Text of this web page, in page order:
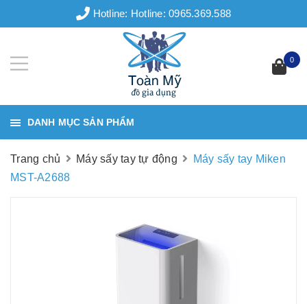
Hotline: Hotline: 0965.369.588
0
DANH MỤC SẢN PHẨM
Trang chủ Máy sấy tay tự động
Máy sấy tay Miken
MST-A2688